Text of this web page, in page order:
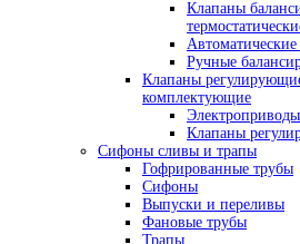
Клапаны
Ручные
Клапаны
комплектующие
Электроприводы
Клапаны
Сифоны сливы и трапы
Гофрированные трубы
Сифоны
Выпуски и переливы
Фановые трубы
Трапы